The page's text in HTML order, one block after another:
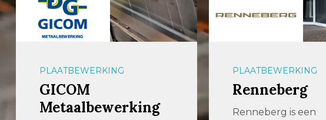
PLAATBEWERKING
GICOM
Metaalbewerking
PLAATBEWERKING
Renneberg
Renneberg is een